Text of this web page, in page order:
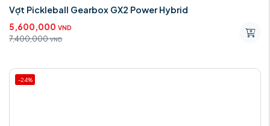
Vợt Pickleball Gearbox GX2 Power Hybrid
5,600,000 VND
7,400,000 VND
-24%